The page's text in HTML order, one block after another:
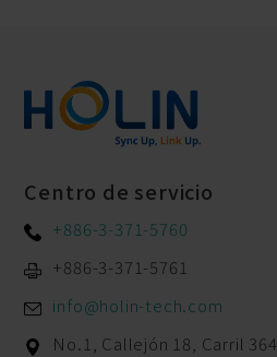
Centro de servicio
+886-3-371-5760
+886-3-371-5761
info@holin-tech.com
No.1, Callejón 18, Carril